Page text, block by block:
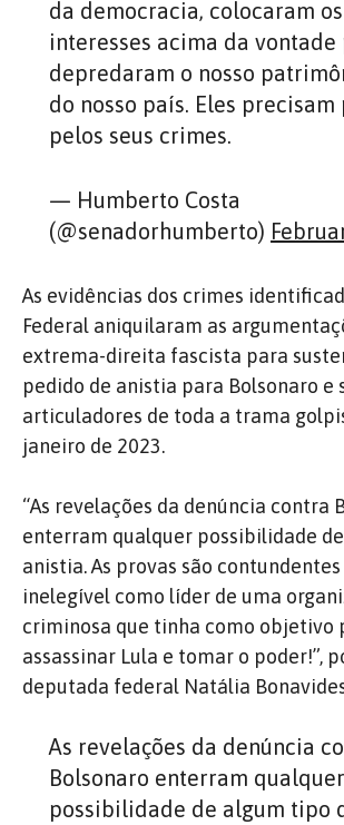
da democracia, colocaram
interesses acima da vontade
depredaram o nosso
do nosso país. Eles precisam
pelos seus crimes.
— Humberto Costa
(@senadorhumberto)
As evidências dos crimes
Federal aniquilaram as
extrema-direita fascista para
pedido de anistia para Bolsonaro e
articuladores de toda a trama
janeiro de 2023.
“As revelações da denúncia contra
enterram qualquer possibilidade
anistia. As provas são
inelegível como líder de uma
criminosa que tinha como objetivo
assassinar Lula e tomar o poder!”,
deputada federal Natália
As revelações da denúncia
Bolsonaro enterram qualquer
possibilidade de algum tipo